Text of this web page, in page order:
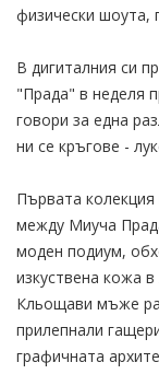
физически шоута,
В дигиталния си
"Прада" в неделя
говори за една
ни се кръгове -
Първата
между Миуча
моден подиум,
изкуствена кожа
Кльощави мъже
прилепнали
графичната